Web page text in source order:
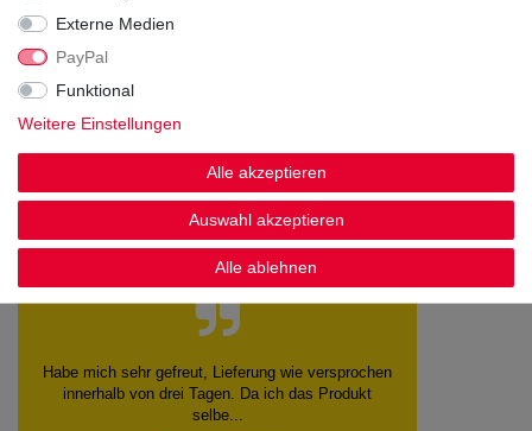
Noch sind keine Bewertungen vorhanden.
Kundenstimmen
Die Bestellung wurde tadellos ausgeführt. Alle
Flaschen heil angekommen.
Hans W., Leimen
Externe Medien
PayPal
Funktional
Weitere Einstellungen
Alle akzeptieren
Auswahl akzeptieren
Alle ablehnen